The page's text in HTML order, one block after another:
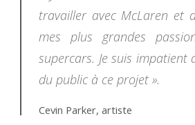
travailler avec McLaren et
mes plus grandes
supercars. Je suis impatient
du public à ce projet ».
Cevin Parker, artiste